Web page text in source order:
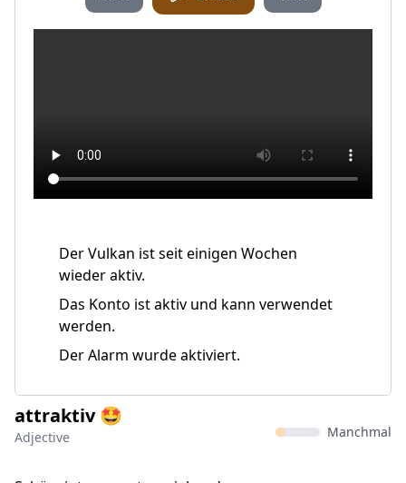
Der Vulkan ist seit einigen Wochen
wieder aktiv.
Das Konto ist aktiv und kann verwendet
werden.
Der Alarm wurde aktiviert.
attraktiv 🤩
Adjective Manchmal